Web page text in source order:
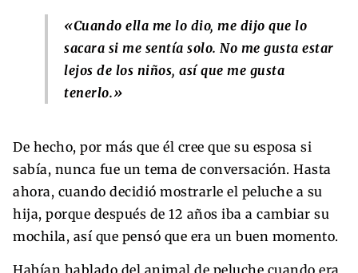
«Cuando ella me lo dio, me dijo que lo
sacara si me sentía solo. No me gusta estar
lejos de los niños, así que me gusta
tenerlo.»
De hecho, por más que él cree que su esposa si
sabía, nunca fue un tema de conversación. Hasta
ahora, cuando decidió mostrarle el peluche a su
hija, porque después de 12 años iba a cambiar su
mochila, así que pensó que era un buen momento.
Habían hablado del animal de peluche cuando era